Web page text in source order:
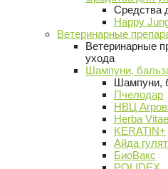
Средства
Happy
Ветеринарные
Ветеринарные
ухода
Шампуни,
Шампуни,
Пчелодар
НВЦ
Herba Vitae
KERATIN+
Айда
БиоВакс